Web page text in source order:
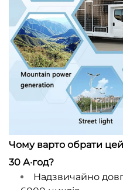
Чому варто обрати
30 А·год?
Надзвичайно